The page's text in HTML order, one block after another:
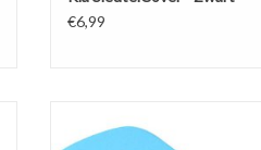
€6,99
Silicone sleutelhoesje /